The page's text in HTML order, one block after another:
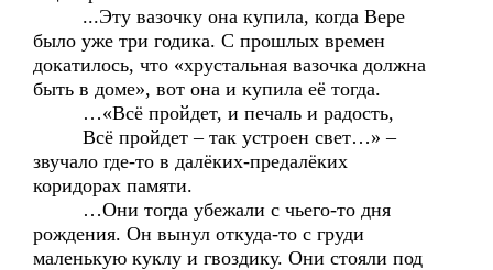
...Эту вазочку она купила, когда Вере
было уже три годика. С прошлых времен
докатилось, что «хрустальная вазочка должна
быть в доме», вот она и купила её тогда.
…«Всё пройдет, и печаль и радость,
Всё пройдет – так устроен свет…» –
звучало где-то в далёких-предалёких
коридорах памяти.
…Они тогда убежали с чьего-то дня
рождения. Он вынул откуда-то с груди
маленькую куклу и гвоздику. Они стояли под